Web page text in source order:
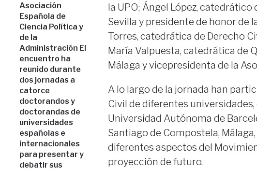
Asociación
Española de
Ciencia Política y
de la
Administración El
encuentro ha
reunido durante
dos jornadas a
catorce
doctorandos y
doctorandas de
universidades
españolas e
internacionales
para presentar y
debatir sus
la UPO; Ángel López,
Sevilla y presidente de honor de
Torres, catedrática de Derecho
María Valpuesta, catedrática de
Málaga y vicepresidenta de la
A lo largo de la jornada han
Civil de diferentes
Universidad Autónoma de
Santiago de Compostela,
diferentes aspectos del
proyección de futuro.